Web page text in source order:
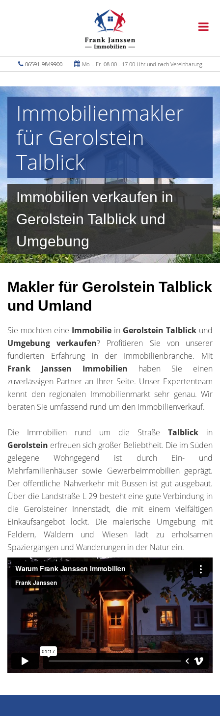
06591-9849900 Mo. - Fr. 08.00 - 17.00 Uhr und nach Vereinbarung
Immobilienmakler
für Gerolstein
Talblick
Immobilien verkaufen in
Gerolstein Talblick und
Umgebung
Makler für Gerolstein Talblick
und Umland
Sie möchten eine Immobilie in Gerolstein Talblick und
Umgebungverkaufen? Profitieren Sie von unserer
fundierten Erfahrung in der Immobilienbranche. Mit
Frank Janssen Immobilien haben Sie einen
zuverlässigen Partner an Ihrer Seite. Unser Expertenteam
kennt den regionalen Immobilienmarkt sehr genau. Wir
beraten Sie umfassend rund um den Immobilienverkauf.
Die Immobilien rund um die Straße Talblick in
Gerolstein erfreuen sich großer Beliebtheit. Die im Süden
gelegene Wohngegend ist durch Ein- und
Mehrfamilienhäuser sowie Gewerbeimmobilien geprägt.
Der öffentliche Nahverkehr mit Bussen ist gut ausgebaut.
Über die Landstraße L 29 besteht eine gute Verbindung in
die Gerolsteiner Innenstadt, die mit einem vielfältigen
Einkaufsangebot lockt. Die malerische Umgebung mit
Feldern, Wäldern und Wiesen lädt zu erholsamen
Spaziergängen und Wanderungen in der Natur ein.